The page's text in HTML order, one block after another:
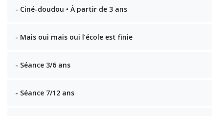
- Ciné-doudou • À partir de 3 ans
- Mais oui mais oui l’école est finie
- Séance 3/6 ans
- Séance 7/12 ans